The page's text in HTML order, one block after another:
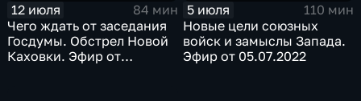
12 июля
84 мин
Чего ждать от заседания
Госдумы. Обстрел Новой
Каховки. Эфир от
5 июля
110 мин
Новые цели союзных
войск и замыслы Запада.
Эфир от 05.07.2022